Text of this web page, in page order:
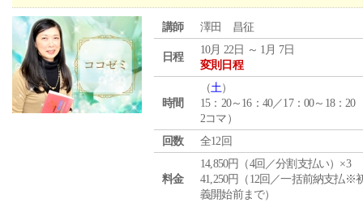
講師 澤田 昌征
日程
10月 22日 ～ 1月 7日
変則日程
時間
（土）
15：20～16：40／17：00～18：20
2コマ）
回数
全12回
料金
14,850円（4回／分割支払い）×3
41,250円（12回／一括前納支払※
義開始前まで）